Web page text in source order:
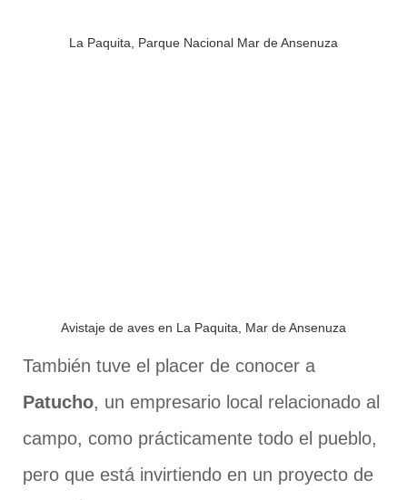
La Paquita, Parque Nacional Mar de Ansenuza
Avistaje de aves en La Paquita, Mar de Ansenuza
También tuve el placer de conocer a
Patucho, un empresario local relacionado al
campo, como prácticamente todo el pueblo,
pero que está invirtiendo en un proyecto de